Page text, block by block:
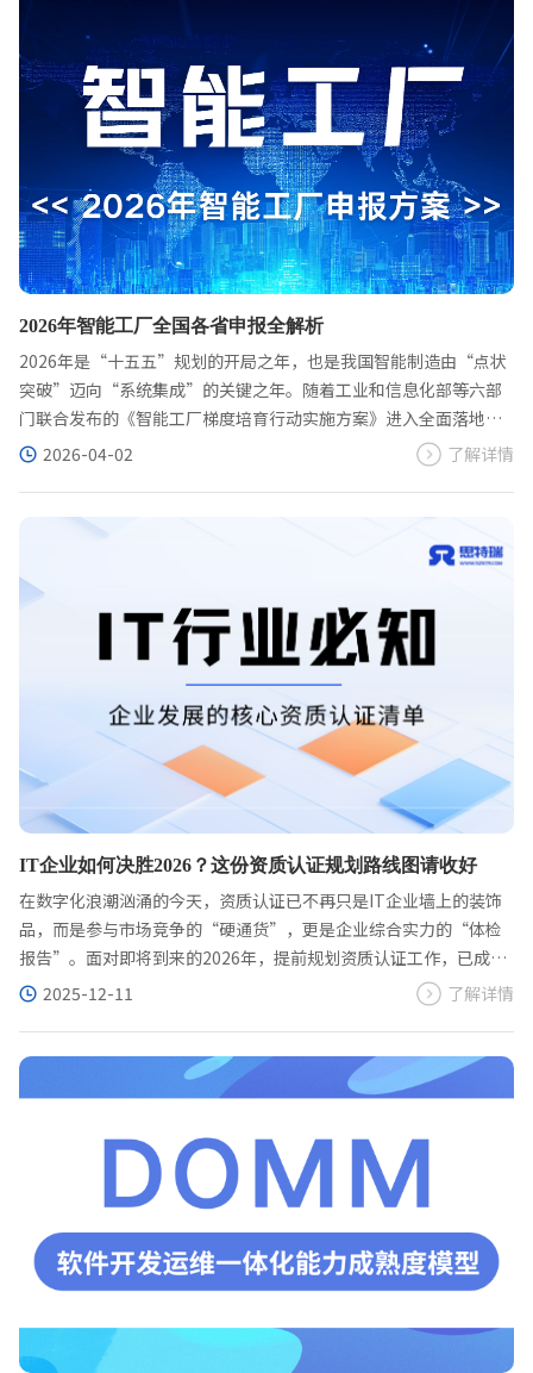
2026年智能工厂全国各省申报全解析
2026年是“十五五”规划的开局之年，也是我国智能制造由“点状
突破”迈向“系统集成”的关键之年。随着工业和信息化部等六部
门联合发布的《智能工厂梯度培育行动实施方案》进入全面落地阶
段，全国各省市围绕“基础级、先进级、卓越级、领航级”四级智
2026-04-02 了解详情
IT企业如何决胜2026？这份资质认证规划路线图请收好
在数字化浪潮汹涌的今天，资质认证已不再只是IT企业墙上的装饰
品，而是参与市场竞争的“硬通货”，更是企业综合实力的“体检
报告”。面对即将到来的2026年，提前规划资质认证工作，已成为
企业战略布局中不可或缺的一环。
2025-12-11 了解详情